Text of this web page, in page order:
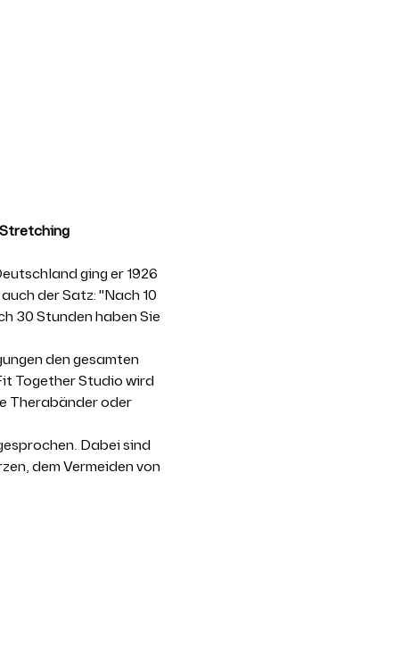
ging er 1926
der Satz: "Nach 10
30 Stunden haben Sie
den gesamten
Together Studio wird
Therabänder oder
Dabei sind
dem Vermeiden von